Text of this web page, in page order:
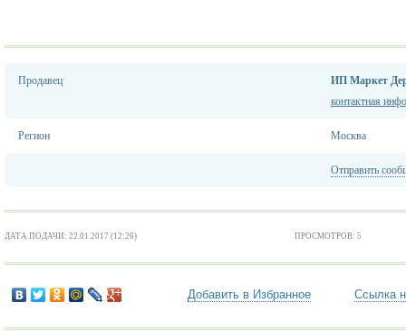
Продавец
ИП Маркет
контактная
Регион Москва
Отправить
ДАТА ПОДАЧИ: 22.01.2017 (12:26) ПРОСМОТРОВ: 5
Добавить в Избранное Ссылка